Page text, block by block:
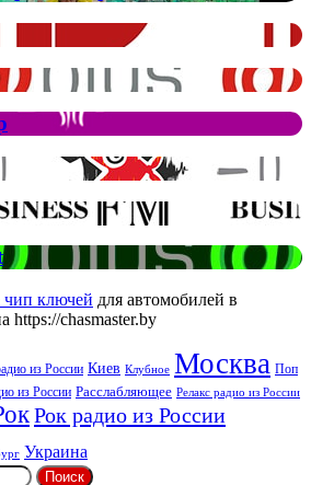
чип ключей для автомобилей в
https://chasmaster.by
из России Киев Клубное Москва Поп
из России Расслабляющее Релакс радио из России
Рок радио из России
Украина